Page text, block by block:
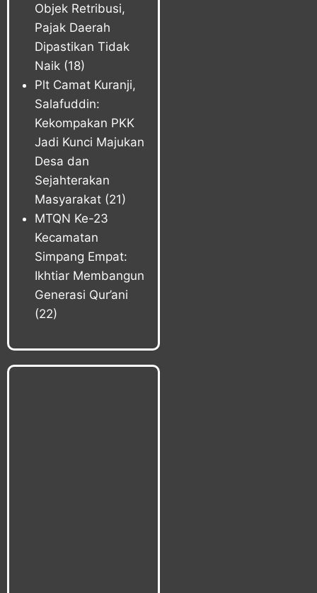
Objek Retribusi,
Pajak Daerah
Dipastikan Tidak
Naik (18)
Plt Camat Kuranji,
Salafuddin:
Kekompakan PKK
Jadi Kunci Majukan
Desa dan
Sejahterakan
Masyarakat (21)
MTQN Ke-23
Kecamatan
Simpang Empat:
Ikhtiar Membangun
Generasi Qur’ani
(22)